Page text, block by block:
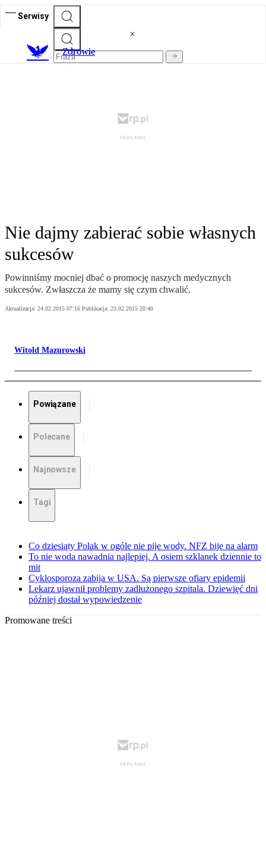
Serwisy
Zdrowie
Nie dajmy zabierać sobie własnych
sukcesów
Powinniśmy mocniej dbać o promocję naszych medycznych
sukcesów. Zwłaszcza że mamy się czym chwalić.
Aktualizacja: 24.02.2015 07:16 Publikacja: 23.02.2015 20:40
Witold Mazurowski
Powiązane
Polecane
Najnowsze
Tagi
Co dziesiąty Polak w ogóle nie pije wody. NFZ bije na alarm
To nie woda nawadnia najlepiej. A osiem szklanek dziennie to
mit
Cyklosporoza zabija w USA. Są pierwsze ofiary epidemii
Lekarz ujawnił problemy zadłużonego szpitala. Dziewięć dni
później dostał wypowiedzenie
Promowane treści